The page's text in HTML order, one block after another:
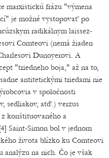
marxistickú frázu "výmena
je možné vystopovať po
radikálnym laissez-
Comteovi (nemá žiaden
Dunoyerovi. A
"triedneho boja," až na to,
antitetickými triedami nie
v spoločnosti
sedliakov, atď.) verzus
konštituovaného a
Saint-Simon bol v jednom
života blízko ku Comteovi
analýzu na nich. Čo je však